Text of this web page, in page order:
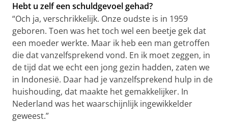
Hebt u zelf een schuldgevoel gehad?
“Och ja, verschrikkelijk. Onze oudste is in 1959
geboren. Toen was het toch wel een beetje gek dat
een moeder werkte. Maar ik heb een man getroffen
die dat vanzelfsprekend vond. En ik moet zeggen, in
de tijd dat we echt een jong gezin hadden, zaten we
in Indonesië. Daar had je vanzelfsprekend hulp in de
huishouding, dat maakte het gemakkelijker. In
Nederland was het waarschijnlijk ingewikkelder
geweest.”